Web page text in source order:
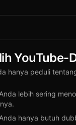
YouTube-
hanya peduli
Anda lebih sering
Anda hanya butuh